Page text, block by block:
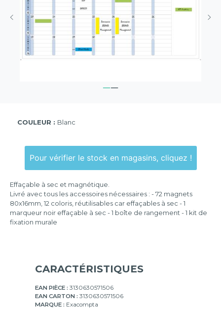
COULEUR : Blanc
Pour vérifier le stock en magasins, cliquez !
Effaçable à sec et magnétique.
Livré avec tous les accessoires nécessaires : - 72 magnets
80x16mm, 12 coloris, réutilisables car effaçables à sec - 1
marqueur noir effaçable à sec - 1 boîte de rangement - 1 kit de
fixation murale
CARACTÉRISTIQUES
EAN PIÈCE : 3130630571506
EAN CARTON : 3130630571506
MARQUE : Exacompta